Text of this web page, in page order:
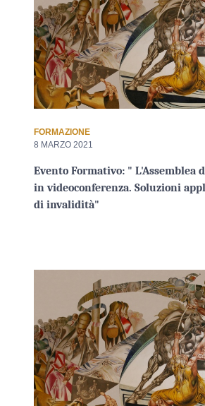
FORMAZIONE
8 MARZO 2021
Evento Formativo: " L'Assemblea
in videoconferenza. Soluzioni
di invalidità"